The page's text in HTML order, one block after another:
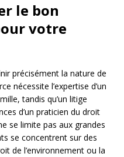
le bon
votre
précisément la nature de
nécessite l’expertise d’un
tandis qu’un litige
d’un praticien du droit
se limite pas aux grandes
se concentrent sur des
de l’environnement ou la